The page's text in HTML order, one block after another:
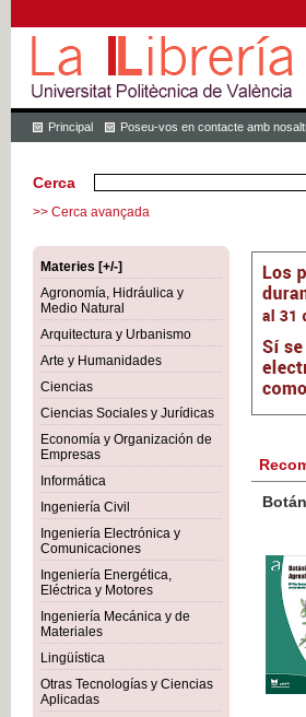
Principal Poseu-vos en contacte amb
Cerca
>> Cerca avançada
Materies [+/-]
Agronomía, Hidráulica y
Medio Natural
Arquitectura y Urbanismo
Arte y Humanidades
Ciencias
Ciencias Sociales y Jurídicas
Economía y Organización de
Empresas
Informática
Ingeniería Civil
Ingeniería Electrónica y
Comunicaciones
Ingeniería Energética,
Eléctrica y Motores
Ingeniería Mecánica y de
Materiales
Lingüística
Otras Tecnologías y Ciencias
Aplicadas